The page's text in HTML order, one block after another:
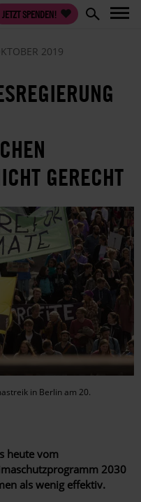
JETZT SPENDEN!
2019
GERECHT
in Berlin am 20.
heute vom
2030
als wenig effektiv.